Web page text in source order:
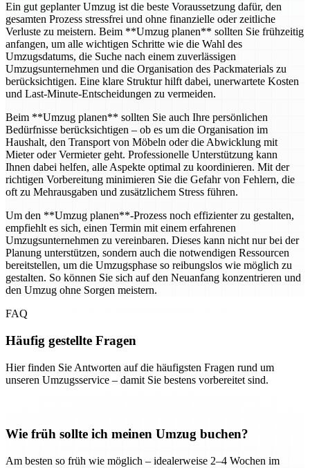
Ein gut geplanter Umzug ist die beste Voraussetzung dafür, den
gesamten Prozess stressfrei und ohne finanzielle oder zeitliche
Verluste zu meistern. Beim **Umzug planen** sollten Sie frühzeitig
anfangen, um alle wichtigen Schritte wie die Wahl des
Umzugsdatums, die Suche nach einem zuverlässigen
Umzugsunternehmen und die Organisation des Packmaterials zu
berücksichtigen. Eine klare Struktur hilft dabei, unerwartete Kosten
und Last-Minute-Entscheidungen zu vermeiden.
Beim **Umzug planen** sollten Sie auch Ihre persönlichen
Bedürfnisse berücksichtigen – ob es um die Organisation im
Haushalt, den Transport von Möbeln oder die Abwicklung mit
Mieter oder Vermieter geht. Professionelle Unterstützung kann
Ihnen dabei helfen, alle Aspekte optimal zu koordinieren. Mit der
richtigen Vorbereitung minimieren Sie die Gefahr von Fehlern, die
oft zu Mehrausgaben und zusätzlichem Stress führen.
Um den **Umzug planen**-Prozess noch effizienter zu gestalten,
empfiehlt es sich, einen Termin mit einem erfahrenen
Umzugsunternehmen zu vereinbaren. Dieses kann nicht nur bei der
Planung unterstützen, sondern auch die notwendigen Ressourcen
bereitstellen, um die Umzugsphase so reibungslos wie möglich zu
gestalten. So können Sie sich auf den Neuanfang konzentrieren und
den Umzug ohne Sorgen meistern.
FAQ
Häufig gestellte Fragen
Hier finden Sie Antworten auf die häufigsten Fragen rund um
unseren Umzugsservice – damit Sie bestens vorbereitet sind.
Wie früh sollte ich meinen Umzug buchen?
Am besten so früh wie möglich – idealerweise 2–4 Wochen im